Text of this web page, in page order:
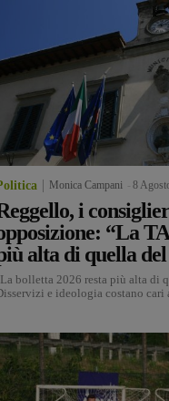
Monica Campani 8
i
“La
alta di quella del
bolletta 2026 resta più alta di
e ideologia costano